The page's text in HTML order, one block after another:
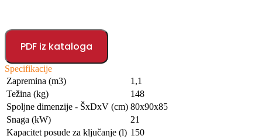
PDF iz kataloga
Specifikacije
Zapremina (m3)
1,1
Težina (kg)
148
Spoljne dimenzije - ŠxDxV (cm) 80x90x85
Snaga (kW)
21
Kapacitet posude za ključanje (l) 150